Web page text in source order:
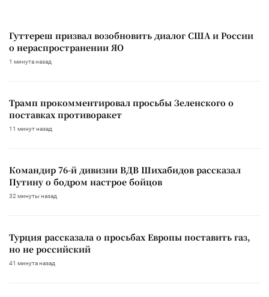
Гуттереш призвал возобновить диалог США и России
о нераспространении ЯО
1 минута назад
Трамп прокомментировал просьбы Зеленского о
поставках противоракет
11 минут назад
Командир 76-й дивизии ВДВ Шихабидов рассказал
Путину о бодром настрое бойцов
32 минуты назад
Турция рассказала о просьбах Европы поставить газ,
но не российский
41 минута назад